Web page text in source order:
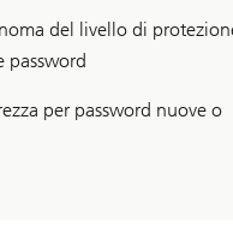
del livello di
password
per password nuove o